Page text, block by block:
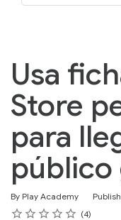
Usa
Store
para
público
By Play Academy
Duration
Difficulty
Rating
1 star
2 stars
3 stars
4 stars
5 stars
Average rating: 4.8 4
4 reviews